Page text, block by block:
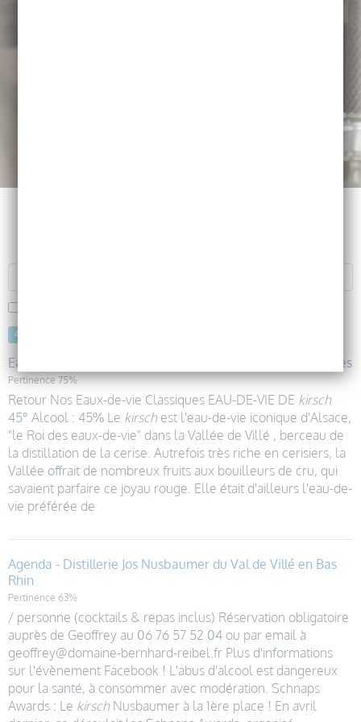
4 Résultatss
Eau-de-vie de kirsch 45° - Tradition et arômes authentiques
Pertinence 75%
Retour Nos Eaux-de-vie Classiques EAU-DE-VIE DE kirsch
45° Alcool : 45% Le kirschest l'eau-de-vie iconique d'Alsace,
"le Roi des eaux-de-vie" dans la Vallée de Villé , berceau de
la distillation de la cerise. Autrefois très riche en cerisiers, la
Vallée offrait de nombreux fruits aux bouilleurs de cru, qui
savaient parfaire ce joyau rouge. Elle était d'ailleurs l'eau-de-
vie préférée de
Agenda - Distillerie Jos Nusbaumer du Val de Villé en Bas
Rhin
Pertinence 63%
/ personne (cocktails & repas inclus) Réservation obligatoire
auprès de Geoffrey au 06 76 57 52 04 ou par email à
geoffrey@domaine-bernhard-reibel.fr Plus d'informations
sur l'évènement Facebook ! L'abus d'alcool est dangereux
pour la santé, à consommer avec modération. Schnaps
Awards : Le kirschNusbaumer à la 1ère place ! En avril